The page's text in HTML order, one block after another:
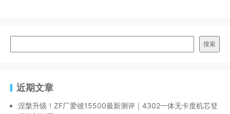
搜索
近期文章
涅槃升级！ZF厂爱彼15500最新测评｜4302一体无卡度机芯登